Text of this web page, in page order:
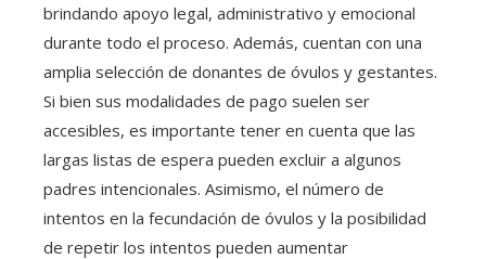
brindando apoyo legal, administrativo y emocional
durante todo el proceso. Además, cuentan con una
amplia selección de donantes de óvulos y gestantes.
Si bien sus modalidades de pago suelen ser
accesibles, es importante tener en cuenta que las
largas listas de espera pueden excluir a algunos
padres intencionales. Asimismo, el número de
intentos en la fecundación de óvulos y la posibilidad
de repetir los intentos pueden aumentar